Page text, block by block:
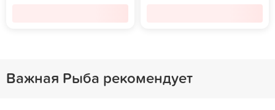
Важная Рыба рекомендует